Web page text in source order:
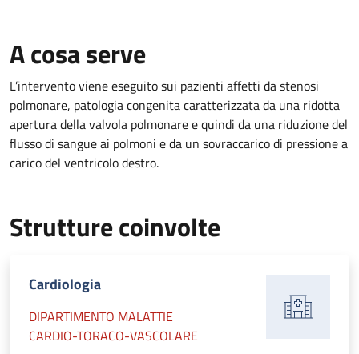
A cosa serve
L’intervento viene eseguito sui pazienti affetti da stenosi
polmonare, patologia congenita caratterizzata da una ridotta
apertura della valvola polmonare e quindi da una riduzione del
flusso di sangue ai polmoni e da un sovraccarico di pressione a
carico del ventricolo destro.
Strutture coinvolte
Cardiologia
DIPARTIMENTO MALATTIE
CARDIO-TORACO-VASCOLARE